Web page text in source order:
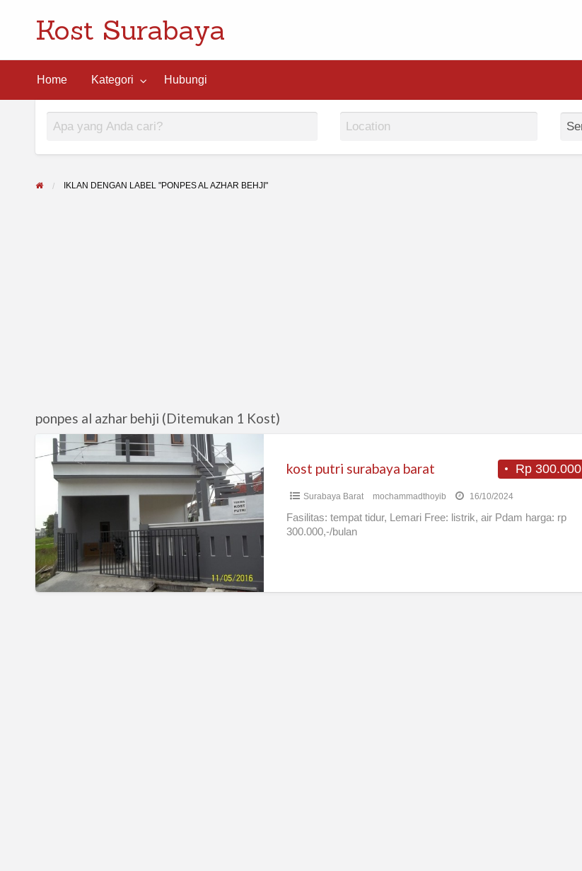
Kost Surabaya
Home Kategori Hubungi
IKLAN DENGAN LABEL "PONPES AL AZHAR BEHJI"
ponpes al azhar behji (Ditemukan 1 Kost)
kost
putri
surabaya
barat
Rp 300.000
kost putri surabaya barat
Surabaya Barat mochammadthoyib 16/10/2024
Fasilitas: tempat tidur, Lemari Free: listrik, air Pdam harga: rp
300.000,-/bulan